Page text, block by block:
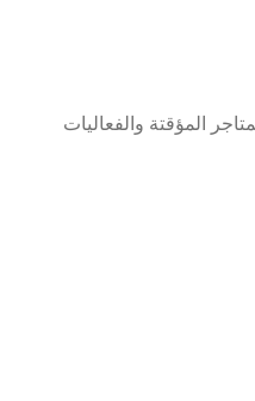
المؤقتة والفعاليات